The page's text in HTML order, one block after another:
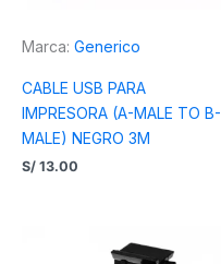
Marca: Generico
CABLE USB PARA
IMPRESORA (A-MALE TO B-
MALE) NEGRO 3M
S/ 13.00